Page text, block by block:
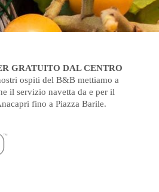
GRATUITO DAL CENTRO
ospiti del B&B mettiamo a
il servizio navetta da e per il
fino a Piazza Barile.